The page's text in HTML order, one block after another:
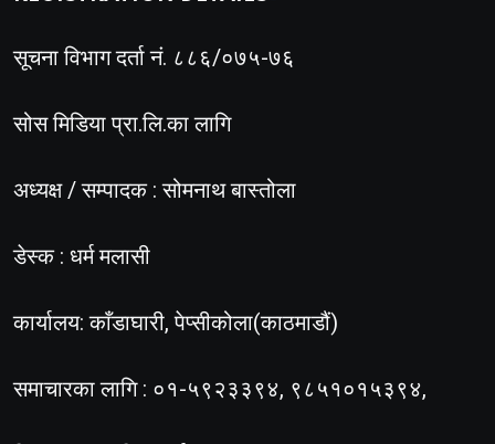
सूचना विभाग दर्ता नं. ८८६/०७५-७६
सोस मिडिया प्रा.लि.का लागि
अध्यक्ष / सम्पादक : सोमनाथ बास्तोला
डेस्क : धर्म मलासी
कार्यालय: काँडाघारी, पेप्सीकोला(काठमाडौं)
समाचारका लागि : ०१-५९२३३९४, ९८५१०१५३९४,